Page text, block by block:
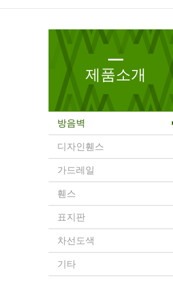
제품소개
방음벽
디자인휀스
가드레일
휀스
표지판
차선도색
기타